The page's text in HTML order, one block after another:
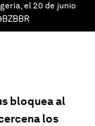
el 20 de junio
bloquea al
los